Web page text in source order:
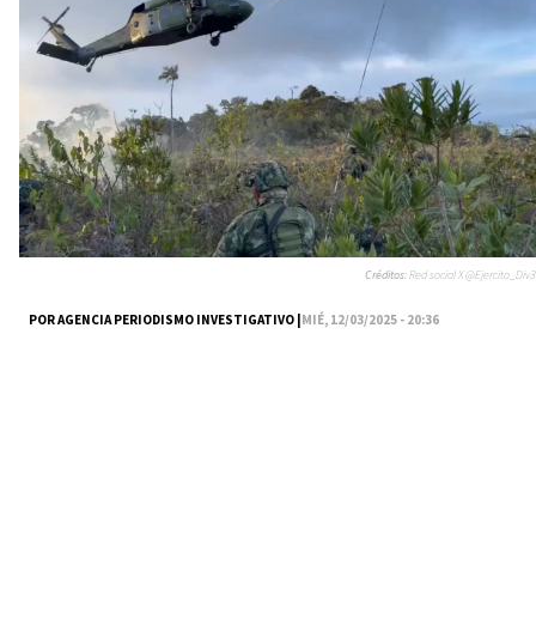
POR AGENCIA PERIODISMO INVESTIGATIVO |MIÉ, 12/03/2025 - 20:36
Créditos:Red social X @Ejercito_Div3